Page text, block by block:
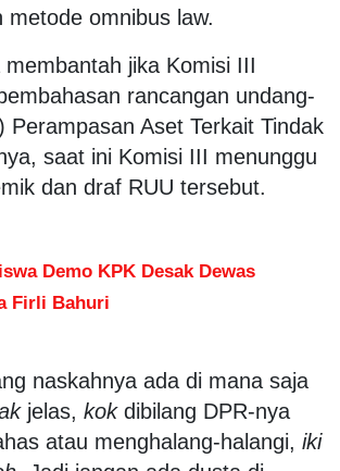
metode omnibus law.
jika Komisi III
rancangan undang-
Perampasan Aset Terkait Tindak
saat ini Komisi III menunggu
dan draf RUU tersebut.
Demo KPK Desak Dewas
Firli Bahuri
naskahnya ada di mana saja
jelas, kokdibilang DPR-nya
atau menghalang-halangi, iki